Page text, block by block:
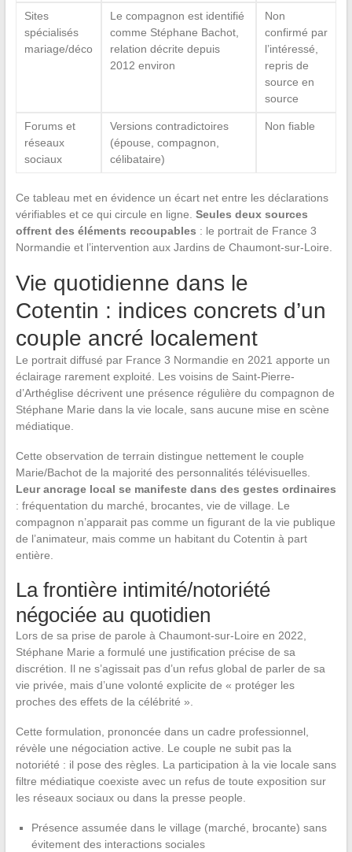
Sites
spécialisés
mariage/déco
Le compagnon est identifié
comme Stéphane Bachot,
relation décrite depuis
2012 environ
Non
confirmé par
l’intéressé,
repris de
source en
source
Forums et
réseaux
sociaux
Versions contradictoires
(épouse, compagnon,
célibataire)
Non fiable
Ce tableau met en évidence un écart net entre les déclarations
vérifiables et ce qui circule en ligne. Seules deux sources
offrent des éléments recoupables : le portrait de France 3
Normandie et l’intervention aux Jardins de Chaumont-sur-Loire.
Vie quotidienne dans le
Cotentin : indices concrets d’un
couple ancré localement
Le portrait diffusé par France 3 Normandie en 2021 apporte un
éclairage rarement exploité. Les voisins de Saint-Pierre-
d’Arthéglise décrivent une présence régulière du compagnon de
Stéphane Marie dans la vie locale, sans aucune mise en scène
médiatique.
Cette observation de terrain distingue nettement le couple
Marie/Bachot de la majorité des personnalités télévisuelles.
Leur ancrage local se manifeste dans des gestes ordinaires
: fréquentation du marché, brocantes, vie de village. Le
compagnon n’apparait pas comme un figurant de la vie publique
de l’animateur, mais comme un habitant du Cotentin à part
entière.
La frontière intimité/notoriété
négociée au quotidien
Lors de sa prise de parole à Chaumont-sur-Loire en 2022,
Stéphane Marie a formulé une justification précise de sa
discrétion. Il ne s’agissait pas d’un refus global de parler de sa
vie privée, mais d’une volonté explicite de « protéger les
proches des effets de la célébrité ».
Cette formulation, prononcée dans un cadre professionnel,
révèle une négociation active. Le couple ne subit pas la
notoriété : il pose des règles. La participation à la vie locale sans
filtre médiatique coexiste avec un refus de toute exposition sur
les réseaux sociaux ou dans la presse people.
Présence assumée dans le village (marché, brocante) sans
évitement des interactions sociales